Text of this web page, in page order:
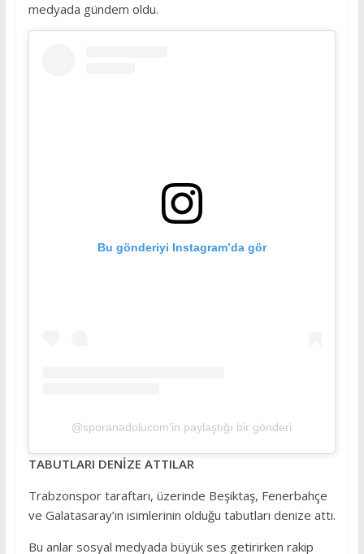
medyada gündem oldu.
Bu gönderiyi Instagram’da gör
@sporanadolucom’in paylaştığı bir gönderi
TABUTLARI DENİZE ATTILAR
Trabzonspor taraftarı, üzerinde Beşiktaş, Fenerbahçe
ve Galatasaray’ın isimlerinin olduğu tabutları denize attı.
Bu anlar sosyal medyada büyük ses getirirken rakip